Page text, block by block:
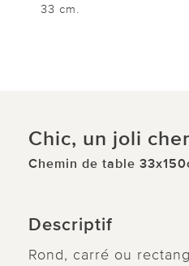
33 cm.
Chic, un joli
Chemin de table
Descriptif
Rond, carré ou